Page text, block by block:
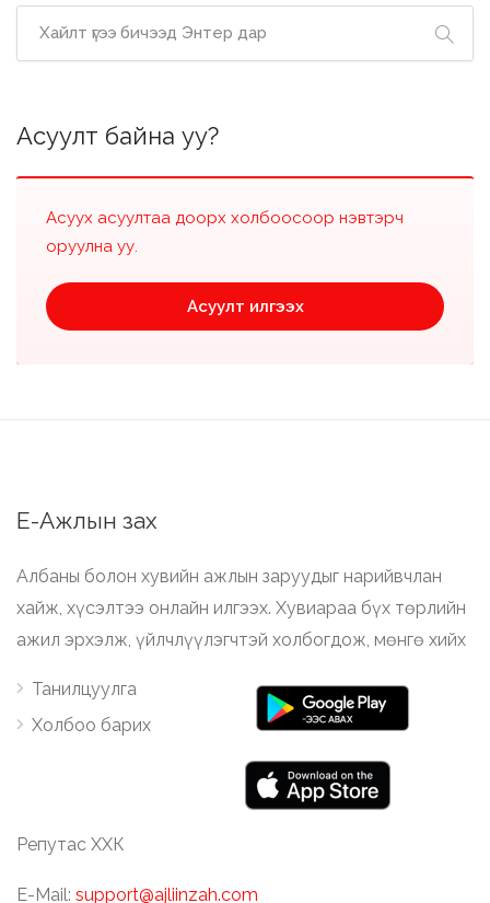
Асуулт байна уу?
Асуух асуултаа доорх холбоосоор нэвтэрч
оруулна уу.
Асуулт илгээх
Е-Ажлын зах
Албаны болон хувийн ажлын заруудыг нарийвчлан
хайж, хүсэлтээ онлайн илгээх. Хувиараа бүх төрлийн
ажил эрхэлж, үйлчлүүлэгчтэй холбогдож, мөнгө хийх
Танилцуулга
Холбоо барих
Репутас ХХК
E-Mail: support@ajliinzah.com